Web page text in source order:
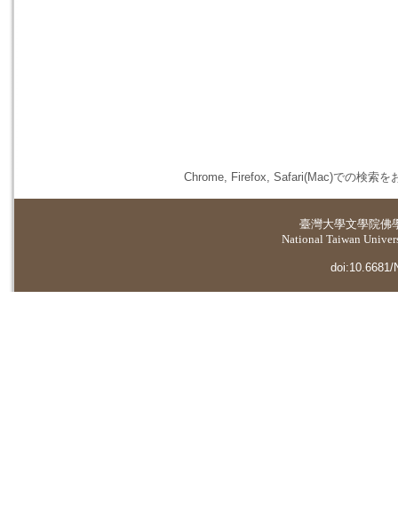
Chrome, Firefox, Safari(Mac)での検索を
臺灣大學文學院佛
National Taiwan
doi:10.6681/